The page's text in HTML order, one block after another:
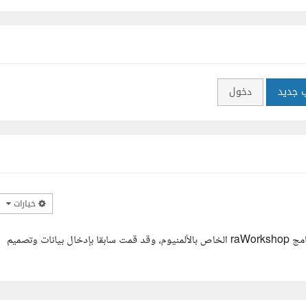
جديد دخول
خيارات
السلام عليكم انا المهندس اشرف لدي خبرة عملية في استخدام برنامج raWorkshop الخاص بالألمنيوم، وقد قمت سابقا بإدخال بيانات وتصميم